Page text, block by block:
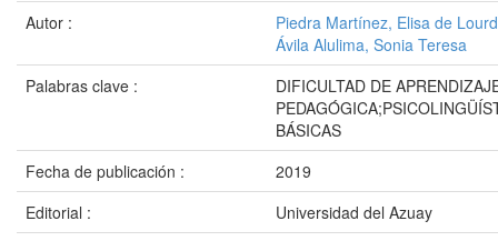
Autor :
Piedra Martínez, Elisa de
Ávila Alulima, Sonia Teresa
Palabras clave :
DIFICULTAD DE
BÁSICAS
Fecha de publicación :
2019
Editorial :
Universidad del Azuay